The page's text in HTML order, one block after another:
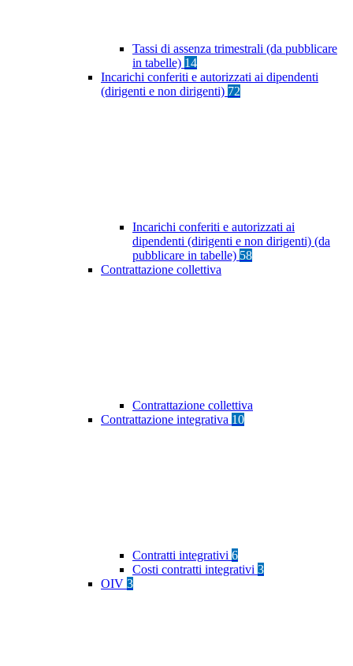
Tassi di assenza trimestrali (da pubblicare
in tabelle) 14
Incarichi conferiti e autorizzati ai dipendenti
(dirigenti e non dirigenti) 72
Incarichi conferiti e autorizzati ai
dipendenti (dirigenti e non dirigenti) (da
pubblicare in tabelle) 58
Contrattazione collettiva
Contrattazione collettiva
Contrattazione integrativa 10
Contratti integrativi 6
Costi contratti integrativi 3
OIV 3